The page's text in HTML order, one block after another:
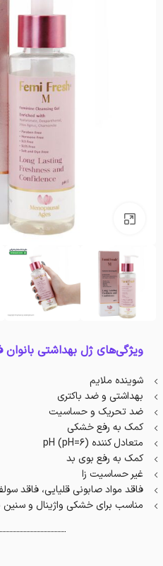
بزرگنمایی تصویر
ویژگی‌های ژل بهداشتی
شوینده ملایم
بهداشتی و ضد باکتری
ضد تحریک و حساسیت
کمک به رفع خشکی
متعادل کننده pH (pH=6)
کمک به رفع بوی بد
غیر حساسیت زا
فاقد مواد صابونی قلیایی، فاقد
مناسب برای خشکی واژینال و سنین